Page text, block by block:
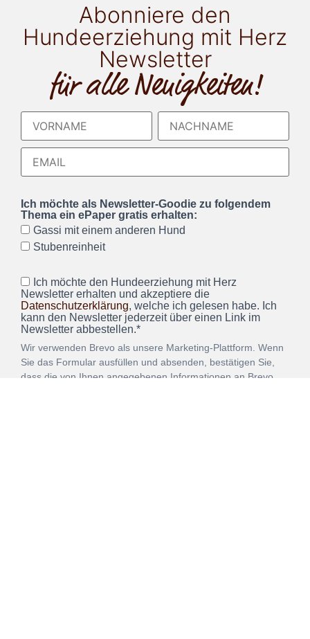
Abonniere den
Hundeerziehung mit Herz
Newsletter
für alle Neuigkeiten!
Ich möchte als Newsletter-Goodie zu folgendem
Thema ein ePaper gratis erhalten:
Gassi mit einem anderen Hund
Stubenreinheit
Ich möchte den Hundeerziehung mit Herz
Newsletter erhalten und akzeptiere die
Datenschutzerklärung, welche ich gelesen habe. Ich
kann den Newsletter jederzeit über einen Link im
Newsletter abbestellen.*
Wir verwenden Brevo als unsere Marketing-Plattform. Wenn
Sie das Formular ausfüllen und absenden, bestätigen Sie,
dass die von Ihnen angegebenen Informationen an Brevo